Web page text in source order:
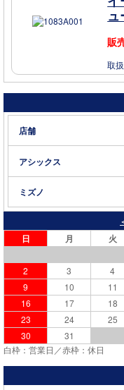
販
取
店舗
アシックス
ミズノ
日 月 火
2
3 4
9
10 11
16
17 18
23
24 25
30
31
白枠：営業日／赤枠：休日